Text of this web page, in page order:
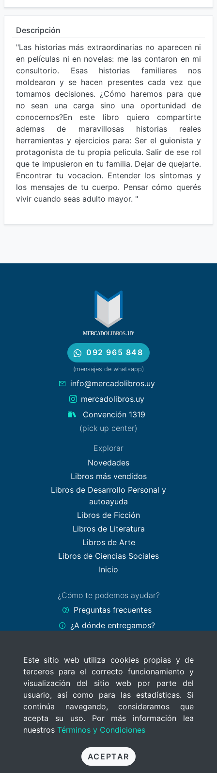
Este sitio web utiliza cookies propias y de
terceros para el correcto funcionamiento y
visualización del sitio web por parte del
usuario, así como para las estadísticas. Si
continúa navegando, consideramos que
acepta su uso. Por más información lea
nuestros Términos y Condiciones
ACEPTAR
Descripción
"Las historias más extraordinarias no aparecen ni
en películas ni en novelas: me las contaron en mi
consultorio. Esas historias familiares nos
moldearon y se hacen presentes cada vez que
tomamos decisiones. ¿Cómo haremos para que
no sean una carga sino una oportunidad de
conocernos?En este libro quiero compartirte
ademas de maravillosas historias reales
herramientas y ejercicios para: Ser el guionista y
protagonista de tu propia pelicula. Salir de ese rol
que te impusieron en tu familia. Dejar de quejarte.
Encontrar tu vocacion. Entender los síntomas y
los mensajes de tu cuerpo. Pensar cómo querés
vivir cuando seas adulto mayor. "
092 965 848
(mensajes de whatsapp)
info@mercadolibros.uy
mercadolibros.uy
Convención 1319
(pick up center)
Explorar
Novedades
Libros más vendidos
Libros de Desarrollo Personal y
autoayuda
Libros de Ficción
Libros de Literatura
Libros de Arte
Libros de Ciencias Sociales
Inicio
¿Cómo te podemos ayudar?
Preguntas frecuentes
¿A dónde entregamos?
Políticas del sitio
Términos y Condiciones
Políticas de privacidad
Uso de cookies
© 2020 MercadoLibros Uruguay